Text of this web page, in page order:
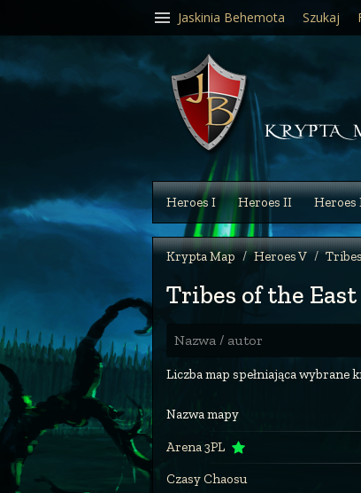
Heroes I Heroes II Heroes
Krypta Map Heroes V
Tribes of the East
Nazwa / autor
Liczba map spełniająca wybrane
Nazwa mapy
Arena 3PL
Czasy Chaosu
Jaskinia Behemota Szukaj